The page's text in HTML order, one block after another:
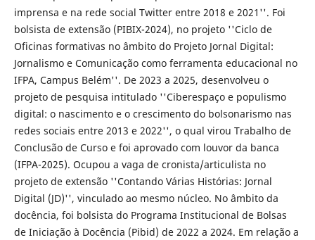
imprensa e na rede social Twitter entre 2018 e 2021''. Foi
bolsista de extensão (PIBIX-2024), no projeto ''Ciclo de
Oficinas formativas no âmbito do Projeto Jornal Digital:
Jornalismo e Comunicação como ferramenta educacional no
IFPA, Campus Belém''. De 2023 a 2025, desenvolveu o
projeto de pesquisa intitulado ''Ciberespaço e populismo
digital: o nascimento e o crescimento do bolsonarismo nas
redes sociais entre 2013 e 2022'', o qual virou Trabalho de
Conclusão de Curso e foi aprovado com louvor da banca
(IFPA-2025). Ocupou a vaga de cronista/articulista no
projeto de extensão ''Contando Várias Histórias: Jornal
Digital (JD)'', vinculado ao mesmo núcleo. No âmbito da
docência, foi bolsista do Programa Institucional de Bolsas
de Iniciação à Docência (Pibid) de 2022 a 2024. Em relação a